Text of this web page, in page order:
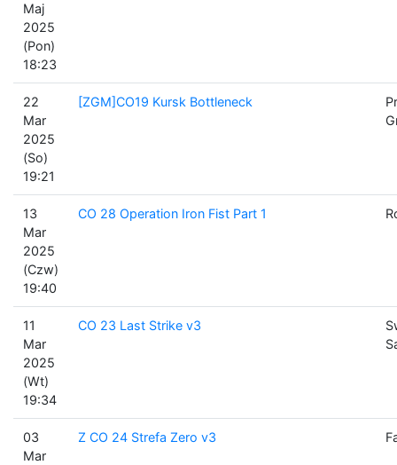
Maj
2025
(Pon)
18:23
22
Mar
2025
(So)
19:21
[ZGM]CO19 Kursk Bottleneck
13
Mar
2025
(Czw)
19:40
CO 28 Operation Iron Fist Part 1
11
Mar
2025
(Wt)
19:34
CO 23 Last Strike v3
03
Mar
Z CO 24 Strefa Zero v3